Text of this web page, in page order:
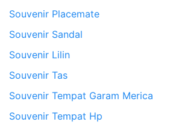
Souvenir Placemate
Souvenir Sandal
Souvenir Lilin
Souvenir Tas
Souvenir Tempat Garam Merica
Souvenir Tempat Hp